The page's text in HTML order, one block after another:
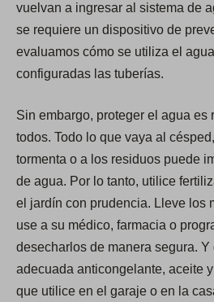
vuelvan a ingresar al sistema de
se requiere un dispositivo de
evaluamos cómo se utiliza el
configuradas las tuberías.
Sin embargo, proteger el agua es
todos. Todo lo que vaya al
tormenta o a los residuos puede
de agua. Por lo tanto, utilice
el jardín con prudencia. Lleve los
use a su médico, farmacia o
desecharlos de manera segura.
adecuada anticongelante, aceite
que utilice en el garaje o en la